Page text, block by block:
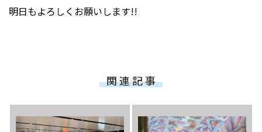
明日もよろしくお願いします!!
関 連 記 事